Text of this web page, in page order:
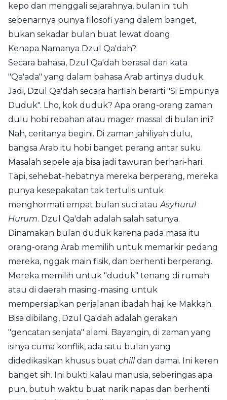
kepo dan menggali sejarahnya, bulan ini tuh
sebenarnya punya filosofi yang dalem banget,
bukan sekadar bulan buat lewat doang.
Kenapa Namanya Dzul Qa'dah?
Secara bahasa, Dzul Qa'dah berasal dari kata
"Qa'ada" yang dalam bahasa Arab artinya duduk.
Jadi, Dzul Qa'dah secara harfiah berarti "Si Empunya
Duduk". Lho, kok duduk? Apa orang-orang zaman
dulu hobi rebahan atau mager massal di bulan ini?
Nah, ceritanya begini. Di zaman jahiliyah dulu,
bangsa Arab itu hobi banget perang antar suku.
Masalah sepele aja bisa jadi tawuran berhari-hari.
Tapi, sehebat-hebatnya mereka berperang, mereka
punya kesepakatan tak tertulis untuk
menghormati empat bulan suci atauAsyhurul
Hurum. Dzul Qa'dah adalah salah satunya.
Dinamakan bulan duduk karena pada masa itu
orang-orang Arab memilih untuk memarkir pedang
mereka, nggak main fisik, dan berhenti berperang.
Mereka memilih untuk "duduk" tenang di rumah
atau di daerah masing-masing untuk
mempersiapkan perjalanan ibadah haji ke Makkah.
Bisa dibilang, Dzul Qa'dah adalah gerakan
"gencatan senjata" alami. Bayangin, di zaman yang
isinya cuma konflik, ada satu bulan yang
didedikasikan khusus buat chilldan damai. Ini keren
banget sih. Ini bukti kalau manusia, seberingas apa
pun, butuh waktu buat narik napas dan berhenti